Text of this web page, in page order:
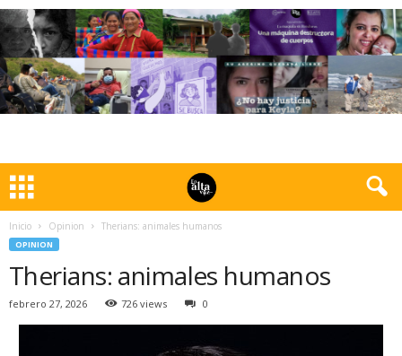
Inicio Opinion Therians: animales humanos
OPINION
Therians: animales humanos
febrero 27, 2026 726 views 0